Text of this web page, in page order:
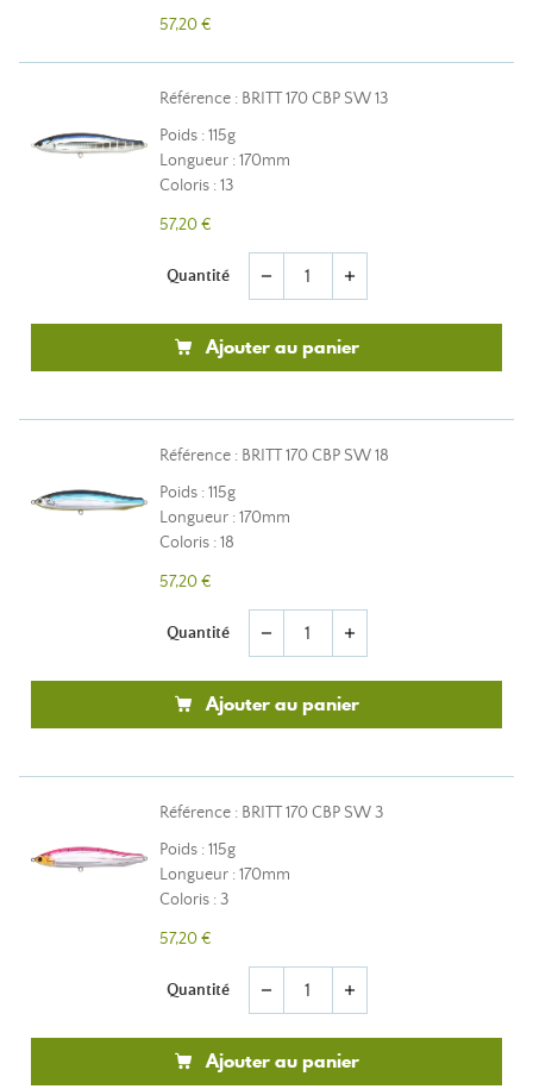
57,20 €
Référence : BRITT 170 CBP SW 13
Poids : 115g
Longueur : 170mm
Coloris : 13
57,20 €
Quantité remove add
Ajouter au panier
Référence : BRITT 170 CBP SW 18
Poids : 115g
Longueur : 170mm
Coloris : 18
57,20 €
Quantité remove add
Ajouter au panier
Référence : BRITT 170 CBP SW 3
Poids : 115g
Longueur : 170mm
Coloris : 3
57,20 €
Quantité remove add
Ajouter au panier